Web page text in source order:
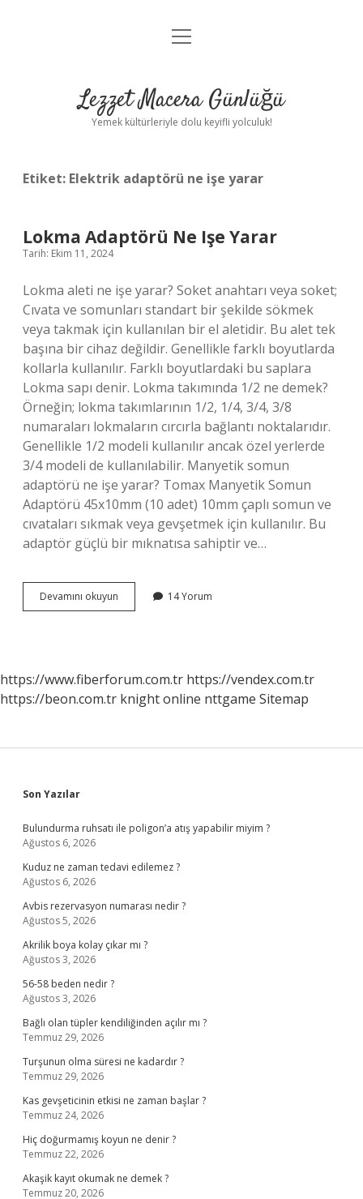
Anasayfa
Yasal Uyarı
menüyü
Lezzet Macera Günlüğü
Yemek kültürleriyle dolu keyifli yolculuk!
Etiket: Elektrik adaptörü ne işe yarar
Lokma Adaptörü Ne Işe Yarar
Tarih: Ekim 11, 2024
Lokma aleti ne işe yarar? Soket anahtarı veya soket;
Cıvata ve somunları standart bir şekilde sökmek
veya takmak için kullanılan bir el aletidir. Bu alet tek
başına bir cihaz değildir. Genellikle farklı boyutlarda
kollarla kullanılır. Farklı boyutlardaki bu saplara
Lokma sapı denir. Lokma takımında 1/2 ne demek?
Örneğin; lokma takımlarının 1/2, 1/4, 3/4, 3/8
numaraları lokmaların cırcırla bağlantı noktalarıdır.
Genellikle 1/2 modeli kullanılır ancak özel yerlerde
3/4 modeli de kullanılabilir. Manyetik somun
adaptörü ne işe yarar? Tomax Manyetik Somun
Adaptörü 45x10mm (10 adet) 10mm çaplı somun ve
cıvataları sıkmak veya gevşetmek için kullanılır. Bu
adaptör güçlü bir mıknatısa sahiptir ve…
Devamını okuyun
Adaptörü
14 Yorum
https://www.fiberforum.com.tr https://vendex.com.tr
https://beon.com.tr knight online nttgame Sitemap
Sidebar
Son Yazılar
Bulundurma ruhsatı ile poligon’a atış yapabilir miyim ?
Ağustos 6, 2026
Kuduz ne zaman tedavi edilemez ?
Ağustos 6, 2026
Avbis rezervasyon numarası nedir ?
Ağustos 5, 2026
Akrilik boya kolay çıkar mı ?
Ağustos 3, 2026
56-58 beden nedir ?
Ağustos 3, 2026
Bağlı olan tüpler kendiliğinden açılır mı ?
Temmuz 29, 2026
Turşunun olma süresi ne kadardır ?
Temmuz 29, 2026
Kas gevşeticinin etkisi ne zaman başlar ?
Temmuz 24, 2026
Hiç doğurmamış koyun ne denir ?
Temmuz 22, 2026
Akaşik kayıt okumak ne demek ?
Temmuz 20, 2026